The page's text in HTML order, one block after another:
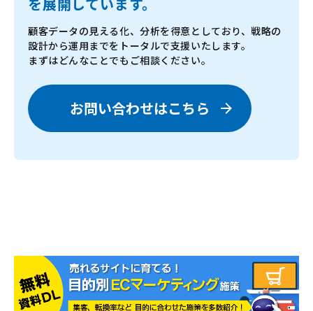
を展開しています。
顧客データの見える化、分析を得意としており、戦略の
設計から運用までをトータルで支援いたします。
まずはどんなことでもご相談ください。
お問い合わせはこちら